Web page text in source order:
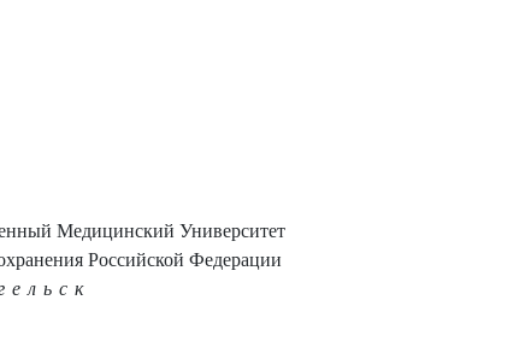
Медицинский Университет
Российской Федерации